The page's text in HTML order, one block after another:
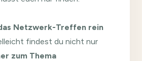
Netzwerk-Treffen rein
findest du nicht nur
zum Thema